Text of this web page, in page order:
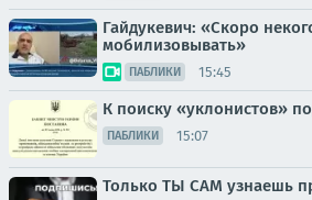
Гайдукевич: «Скоро
мобилизовывать»
ПАБЛИКИ 15:45
К поиску «уклонистов»
ПАБЛИКИ 15:07
Только ТЫ САМ узнаешь